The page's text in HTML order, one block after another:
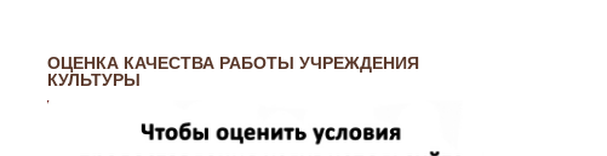
ОЦЕНКА КАЧЕСТВА РАБОТЫ УЧРЕЖДЕНИЯ
КУЛЬТУРЫ